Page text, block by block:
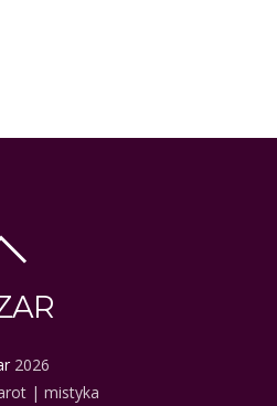
2026
| mistyka